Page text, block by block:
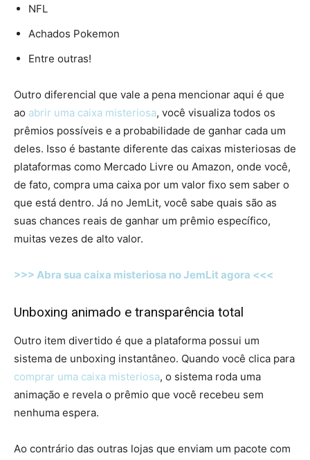
NFL
Achados Pokemon
Entre outras!
Outro diferencial que vale a pena mencionar aqui é que
ao abrir uma caixa misteriosa, você visualiza todos os
prêmios possíveis e a probabilidade de ganhar cada um
deles. Isso é bastante diferente das caixas misteriosas de
plataformas como Mercado Livre ou Amazon, onde você,
de fato, compra uma caixa por um valor fixo sem saber o
que está dentro. Já no JemLit, você sabe quais são as
suas chances reais de ganhar um prêmio específico,
muitas vezes de alto valor.
>>> Abra sua caixa misteriosa no JemLit agora <<<
Unboxing animado e transparência total
Outro item divertido é que a plataforma possui um
sistema de unboxing instantâneo. Quando você clica para
comprar uma caixa misteriosa, o sistema roda uma
animação e revela o prêmio que você recebeu sem
nenhuma espera.
Ao contrário das outras lojas que enviam um pacote com